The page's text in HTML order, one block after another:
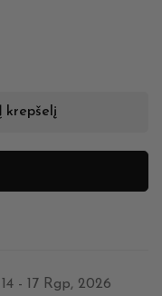
Į krepšelį
14 - 17 Rgp, 2026